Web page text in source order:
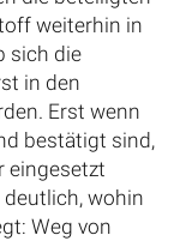
weiterhin in
sich die
in den
Erst wenn
bestätigt sind,
eingesetzt
wohin
Weg von